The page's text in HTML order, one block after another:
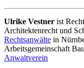
Ulrike Vestner ist
Architektenrecht und
Rechtsanwälte in
Arbeitsgemeinschaft
Anwaltverein